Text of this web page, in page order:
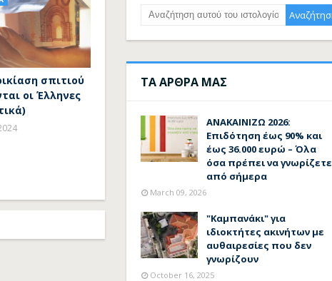
σπιτιού
οι Έλληνες
ΤΑ ΑΡΘΡΑ ΜΑΣ
ΑΝΑΚΑΙΝΙΖΩ 2026:
Επιδότηση έως 90% και
έως 36.000 ευρώ – Όλα
όσα πρέπει να γνωρίζετε
από σήμερα
March 09, 2026
"Καμπανάκι" για
ιδιοκτήτες ακινήτων με
αυθαιρεσίες που δεν
γνωρίζουν
October 16, 2025